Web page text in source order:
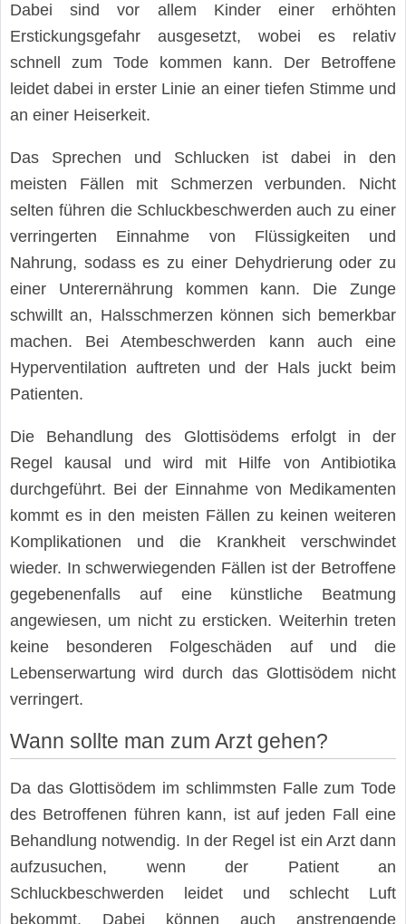
Dabei sind vor allem Kinder einer erhöhten
Erstickungsgefahr ausgesetzt, wobei es relativ
schnell zum Tode kommen kann. Der Betroffene
leidet dabei in erster Linie an einer tiefen Stimme und
an einer Heiserkeit.
Das Sprechen und Schlucken ist dabei in den
meisten Fällen mit Schmerzen verbunden. Nicht
selten führen die Schluckbeschwerden auch zu einer
verringerten Einnahme von Flüssigkeiten und
Nahrung, sodass es zu einer Dehydrierung oder zu
einer Unterernährung kommen kann. Die Zunge
schwillt an, Halsschmerzen können sich bemerkbar
machen. Bei Atembeschwerden kann auch eine
Hyperventilation auftreten und der Hals juckt beim
Patienten.
Die Behandlung des Glottisödems erfolgt in der
Regel kausal und wird mit Hilfe von Antibiotika
durchgeführt. Bei der Einnahme von Medikamenten
kommt es in den meisten Fällen zu keinen weiteren
Komplikationen und die Krankheit verschwindet
wieder. In schwerwiegenden Fällen ist der Betroffene
gegebenenfalls auf eine künstliche Beatmung
angewiesen, um nicht zu ersticken. Weiterhin treten
keine besonderen Folgeschäden auf und die
Lebenserwartung wird durch das Glottisödem nicht
verringert.
Wann sollte man zum Arzt gehen?
Da das Glottisödem im schlimmsten Falle zum Tode
des Betroffenen führen kann, ist auf jeden Fall eine
Behandlung notwendig. In der Regel ist ein Arzt dann
aufzusuchen, wenn der Patient an
Schluckbeschwerden leidet und schlecht Luft
bekommt. Dabei können auch anstrengende